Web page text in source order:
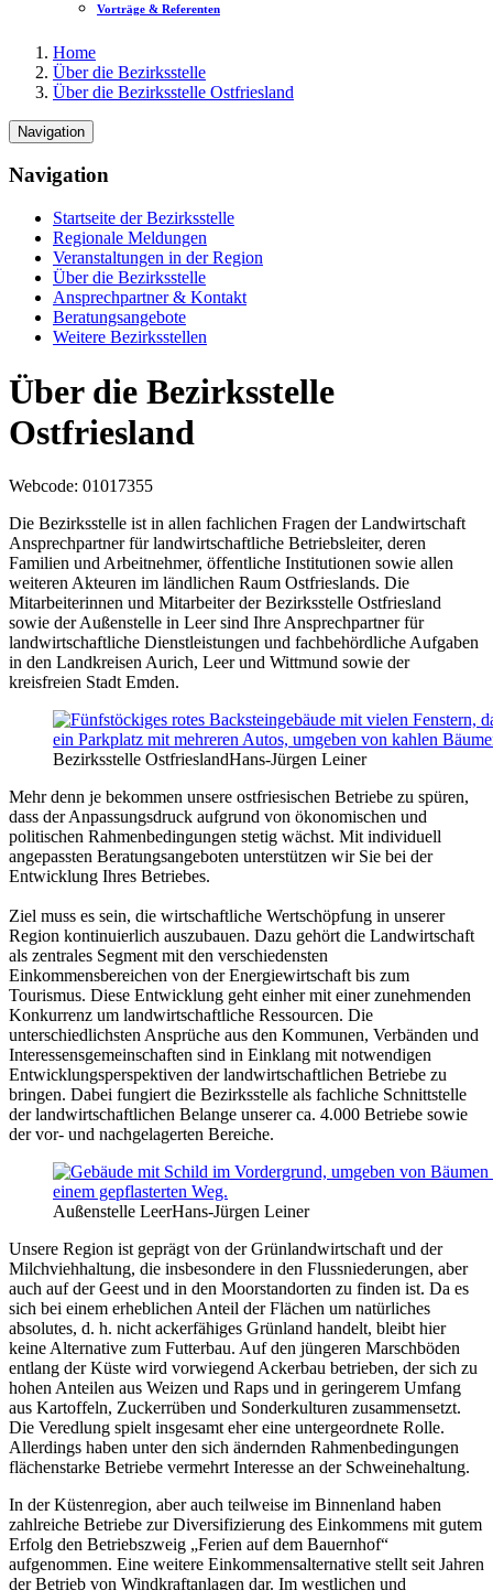
Vorträge & Referenten
Home
Über die Bezirksstelle
Über die Bezirksstelle Ostfriesland
Navigation
Navigation
Startseite der Bezirksstelle
Regionale Meldungen
Veranstaltungen in der Region
Über die Bezirksstelle
Ansprechpartner & Kontakt
Beratungsangebote
Weitere Bezirksstellen
Über die Bezirksstelle
Ostfriesland
Webcode: 01017355
Die Bezirksstelle ist in allen fachlichen Fragen der Landwirtschaft
Ansprechpartner für landwirtschaftliche Betriebsleiter, deren
Familien und Arbeitnehmer, öffentliche Institutionen sowie allen
weiteren Akteuren im ländlichen Raum Ostfrieslands. Die
Mitarbeiterinnen und Mitarbeiter der Bezirksstelle Ostfriesland
sowie der Außenstelle in Leer sind Ihre Ansprechpartner für
landwirtschaftliche Dienstleistungen und fachbehördliche Aufgaben
in den Landkreisen Aurich, Leer und Wittmund sowie der
kreisfreien Stadt Emden.
Bezirksstelle OstfrieslandHans-Jürgen Leiner
Mehr denn je bekommen unsere ostfriesischen Betriebe zu spüren,
dass der Anpassungsdruck aufgrund von ökonomischen und
politischen Rahmenbedingungen stetig wächst. Mit individuell
angepassten Beratungsangeboten unterstützen wir Sie bei der
Entwicklung Ihres Betriebes.
Ziel muss es sein, die wirtschaftliche Wertschöpfung in unserer
Region kontinuierlich auszubauen. Dazu gehört die Landwirtschaft
als zentrales Segment mit den verschiedensten
Einkommensbereichen von der Energiewirtschaft bis zum
Tourismus. Diese Entwicklung geht einher mit einer zunehmenden
Konkurrenz um landwirtschaftliche Ressourcen. Die
unterschiedlichsten Ansprüche aus den Kommunen, Verbänden und
Interessensgemeinschaften sind in Einklang mit notwendigen
Entwicklungsperspektiven der landwirtschaftlichen Betriebe zu
bringen. Dabei fungiert die Bezirksstelle als fachliche Schnittstelle
der landwirtschaftlichen Belange unserer ca. 4.000 Betriebe sowie
der vor- und nachgelagerten Bereiche.
Außenstelle LeerHans-Jürgen Leiner
Unsere Region ist geprägt von der Grünlandwirtschaft und der
Milchviehhaltung, die insbesondere in den Flussniederungen, aber
auch auf der Geest und in den Moorstandorten zu finden ist. Da es
sich bei einem erheblichen Anteil der Flächen um natürliches
absolutes, d. h. nicht ackerfähiges Grünland handelt, bleibt hier
keine Alternative zum Futterbau. Auf den jüngeren Marschböden
entlang der Küste wird vorwiegend Ackerbau betrieben, der sich zu
hohen Anteilen aus Weizen und Raps und in geringerem Umfang
aus Kartoffeln, Zuckerrüben und Sonderkulturen zusammensetzt.
Die Veredlung spielt insgesamt eher eine untergeordnete Rolle.
Allerdings haben unter den sich ändernden Rahmenbedingungen
flächenstarke Betriebe vermehrt Interesse an der Schweinehaltung.
In der Küstenregion, aber auch teilweise im Binnenland haben
zahlreiche Betriebe zur Diversifizierung des Einkommens mit gutem
Erfolg den Betriebszweig „Ferien auf dem Bauernhof“
aufgenommen. Eine weitere Einkommensalternative stellt seit Jahren
der Betrieb von Windkraftanlagen dar. Im westlichen und